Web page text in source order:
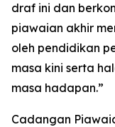
draf ini dan
piawaian akhir
oleh pendidikan
masa kini serta
masa hadapan.”
Cadangan